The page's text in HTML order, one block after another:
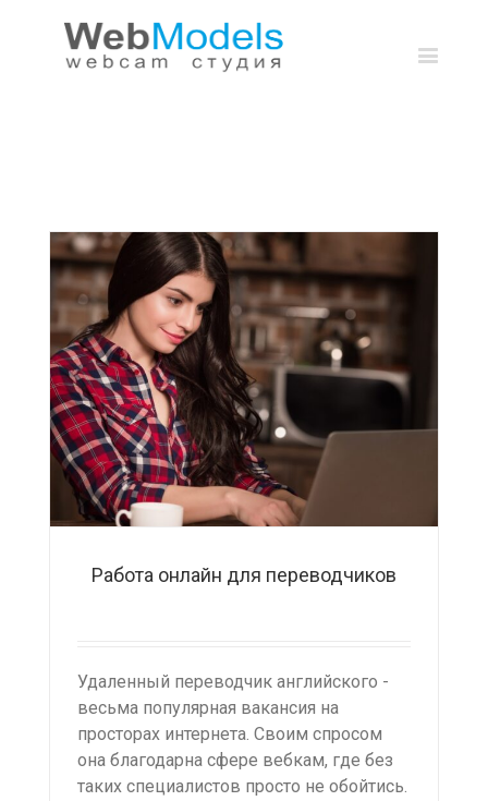
Статьи
Работа онлайн для переводчиков
Удаленный переводчик английского -
весьма популярная вакансия на
просторах интернета. Своим спросом
она благодарна сфере вебкам, где без
таких специалистов просто не обойтись.